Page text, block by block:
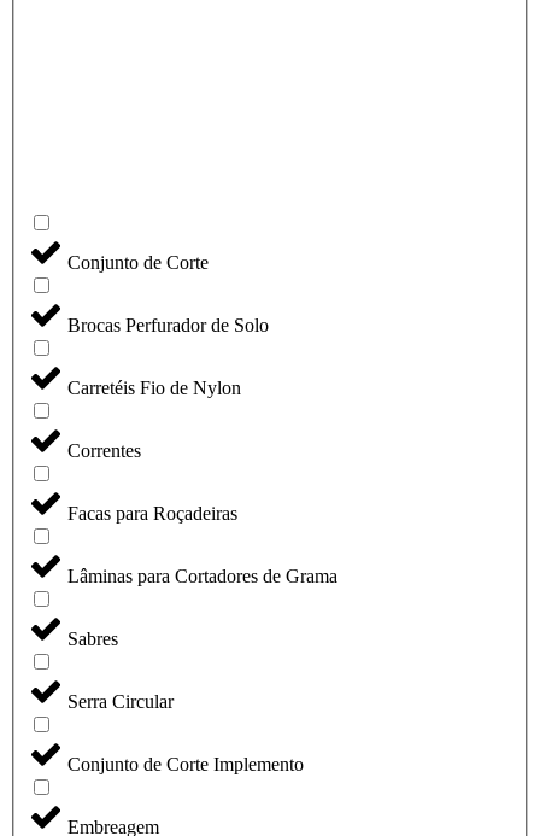
Conjunto de Corte
Brocas Perfurador de Solo
Carretéis Fio de Nylon
Correntes
Facas para Roçadeiras
Lâminas para Cortadores de Grama
Sabres
Serra Circular
Conjunto de Corte Implemento
Embreagem